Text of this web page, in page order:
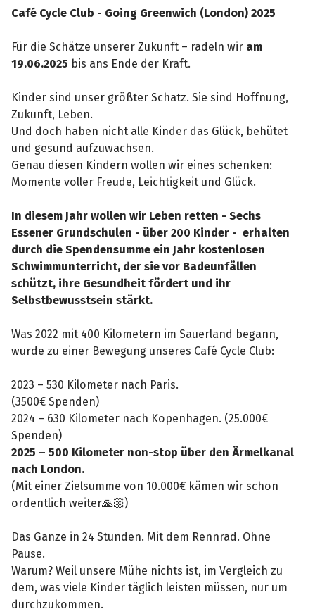
Café Cycle Club - Going Greenwich (London) 2025
Für die Schätze unserer Zukunft – radeln wir am
19.06.2025 bis ans Ende der Kraft.
Kinder sind unser größter Schatz. Sie sind Hoffnung,
Zukunft, Leben.
Und doch haben nicht alle Kinder das Glück, behütet
und gesund aufzuwachsen.
Genau diesen Kindern wollen wir eines schenken:
Momente voller Freude, Leichtigkeit und Glück.
In diesem Jahr wollen wir Leben retten - Sechs
Essener Grundschulen - über 200 Kinder - erhalten
durch die Spendensumme ein Jahr kostenlosen
Schwimmunterricht, der sie vor Badeunfällen
schützt, ihre Gesundheit fördert und ihr
Selbstbewusstsein stärkt.
Was 2022 mit 400 Kilometern im Sauerland begann,
wurde zu einer Bewegung unseres Café Cycle Club:
2023 – 530 Kilometer nach Paris.
(3500€ Spenden)
2024 – 630 Kilometer nach Kopenhagen. (25.000€
Spenden)
2025 – 500 Kilometer non-stop über den Ärmelkanal
nach London.
(Mit einer Zielsumme von 10.000€ kämen wir schon
ordentlich weiter🙏🏼)
Das Ganze in 24 Stunden. Mit dem Rennrad. Ohne
Pause.
Warum? Weil unsere Mühe nichts ist, im Vergleich zu
dem, was viele Kinder täglich leisten müssen, nur um
durchzukommen.